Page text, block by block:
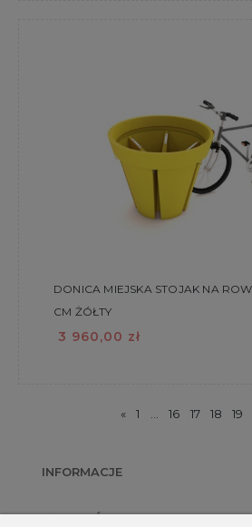
DONICA MIEJSKA STOJAK NA
CM ŻÓŁTY
3 960,00 zł
« 1 16 17 18 19
INFORMACJE
PŁATNOŚCI I DOSTAWA